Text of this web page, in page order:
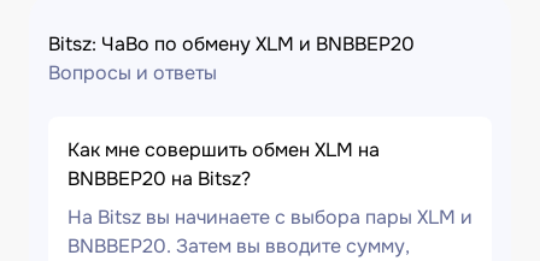
Bitsz: ЧаВо по обмену XLM и BNBBEP20
Вопросы и ответы
Как мне совершить обмен XLM на
BNBBEP20 на Bitsz?
На Bitsz вы начинаете с выбора пары XLM и
BNBBEP20. Затем вы вводите сумму,